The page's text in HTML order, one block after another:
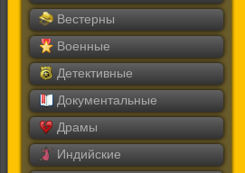
Вестерны
Военные
Детективные
Документальные
Драмы
Индийские